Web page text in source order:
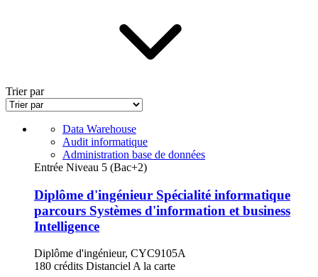
Trier par
Data Warehouse
Audit informatique
Administration base de données
Entrée Niveau 5 (Bac+2)
Diplôme d'ingénieur Spécialité informatique
parcours Systèmes d'information et business
Intelligence
Diplôme d'ingénieur, CYC9105A
180 crédits Distanciel A la carte